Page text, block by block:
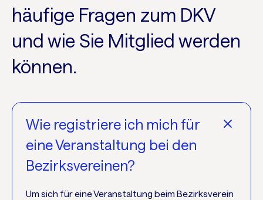
häufige Fragen zum DKV
und wie Sie Mitglied werden
können.
Wie registriere ich mich für
eine Veranstaltung bei den
Bezirksvereinen?
Um sich für eine Veranstaltung beim Bezirksverein